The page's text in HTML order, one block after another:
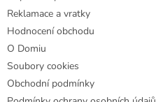
Reklamace a vratky
Hodnocení obchodu
O Domiu
Soubory cookies
Obchodní podmínky